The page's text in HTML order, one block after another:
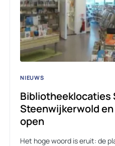
NIEUWS
Bibliotheeklocaties
Steenwijkerwold
open
Het hoge woord is eruit: de